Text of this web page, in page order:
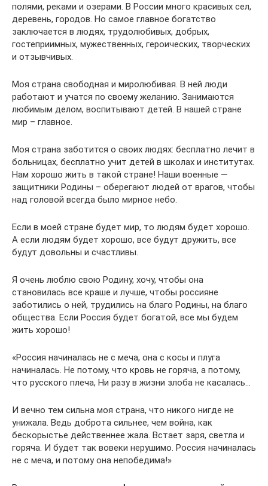
полями, реками и озерами. В России много красивых сел,
деревень, городов. Но самое главное богатство
заключается в людях, трудолюбивых, добрых,
гостеприимных, мужественных, героических, творческих
и отзывчивых.
Моя страна свободная и миролюбивая. В ней люди
работают и учатся по своему желанию. Занимаются
любимым делом, воспитывают детей. В нашей стране
мир – главное.
Моя страна заботится о своих людях: бесплатно лечит в
больницах, бесплатно учит детей в школах и институтах.
Нам хорошо жить в такой стране! Наши военные —
защитники Родины – оберегают людей от врагов, чтобы
над головой всегда было мирное небо.
Если в моей стране будет мир, то людям будет хорошо.
А если людям будет хорошо, все будут дружить, все
будут довольны и счастливы.
Я очень люблю свою Родину, хочу, чтобы она
становилась все краше и лучше, чтобы россияне
заботились о ней, трудились на благо Родины, на благо
общества. Если Россия будет богатой, все мы будем
жить хорошо!
«Россия начиналась не с меча, она с косы и плуга
начиналась. Не потому, что кровь не горяча, а потому,
что русского плеча, Ни разу в жизни злоба не касалась…
И вечно тем сильна моя страна, что никого нигде не
унижала. Ведь доброта сильнее, чем война, как
бескорыстье действеннее жала. Встает заря, светла и
горяча. И будет так вовеки нерушимо. Россия начиналась
не с меча, и потому она непобедима!»